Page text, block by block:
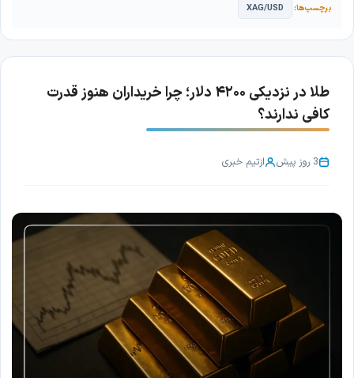
XAG/USD
طلا در نزدیکی ۴۲۰۰ دلار؛ چرا خریداران هنوز قدرت
کافی ندارند؟
3 روز پیش ازتیم خبری